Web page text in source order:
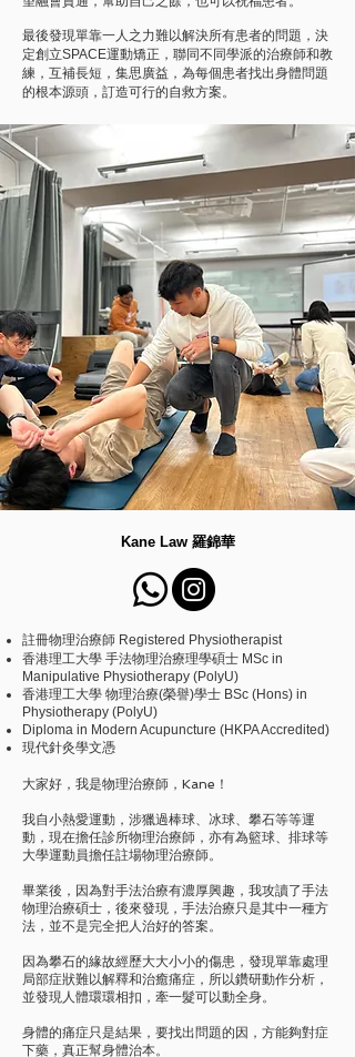
最後發現單靠一人之力難以解決所有患者的問題，決
定創立SPACE運動矯正，聯同不同學派的治療師和教
練，互補長短，集思廣益，為每個患者找出身體問題
的根本源頭，訂造可行的自救方案。
Kane Law 羅錦華
註冊物理治療師 Registered Physiotherapist
香港理工大學 手法物理治療理學碩士 MSc in
Manipulative Physiotherapy (PolyU)
香港理工大學 物理治療(榮譽)學士 BSc (Hons) in
Physiotherapy (PolyU)
Diploma in Modern Acupuncture (HKPA Accredited)
現代針灸學文憑
大家好，我是物理治療師，Kane！
我自小熱愛運動，涉獵過棒球、冰球、攀石等等運
動，現在擔任診所物理治療師，亦有為籃球、排球等
大學運動員擔任註場物理治療師。
畢業後，因為對手法治療有濃厚興趣，我攻讀了手法
物理治療碩士，後來發現，手法治療只是其中一種方
法，並不是完全把人治好的答案。
因為攀石的緣故經歷大大小小的傷患，發現單靠處理
局部症狀難以解釋和治癒痛症，所以鑽研動作分析，
並發現人體環環相扣，牽一髮可以動全身。
身體的痛症只是結果，要找出問題的因，方能夠對症
下藥，真正幫身體治本。